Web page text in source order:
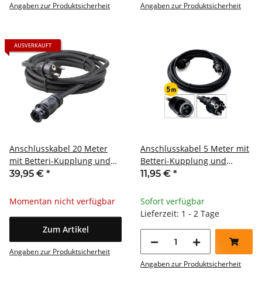
Angaben zur Produktsicherheit Angaben zur Produktsicherheit
AUSVERKAUFT
Anschlusskabel 20 Meter
mit Betteri-Kupplung und
Schuko-Stecker
39,95 € *
Momentan nicht verfügbar
Zum Artikel
Angaben zur Produktsicherheit
Anschlusskabel 5 Meter mit
Betteri-Kupplung und
Schuko-Stecker
11,95 € *
Sofort verfügbar
Lieferzeit: 1 - 2 Tage
Angaben zur Produktsicherheit